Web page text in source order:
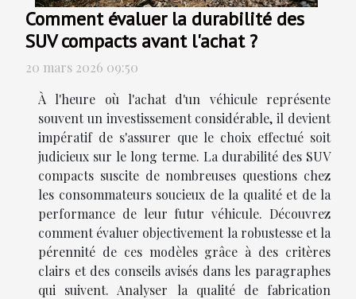
Comment évaluer la durabilité des
SUV compacts avant l'achat ?
20 mars 2026 09:50
À l'heure où l'achat d'un véhicule représente
souvent un investissement considérable, il devient
impératif de s'assurer que le choix effectué soit
judicieux sur le long terme. La durabilité des SUV
compacts suscite de nombreuses questions chez
les consommateurs soucieux de la qualité et de la
performance de leur futur véhicule. Découvrez
comment évaluer objectivement la robustesse et la
pérennité de ces modèles grâce à des critères
clairs et des conseils avisés dans les paragraphes
qui suivent. Analyser la qualité de fabrication